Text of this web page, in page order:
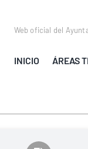
Web oficial del
INICIO ÁREAS